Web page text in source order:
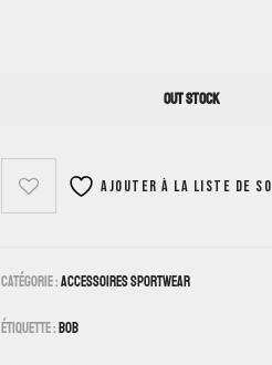
OUT STOCK
Ajouter à la liste de
Catégorie :Accessoires Sportwear
Étiquette : Bob